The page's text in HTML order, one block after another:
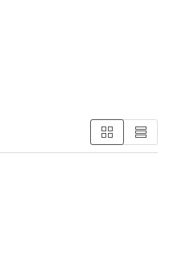
Accessoire.